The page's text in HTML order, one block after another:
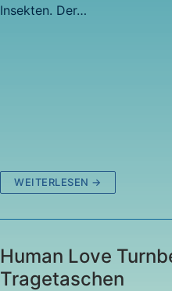
Insekten. Der…
WEITERLESEN →
Human Love
Tragetaschen